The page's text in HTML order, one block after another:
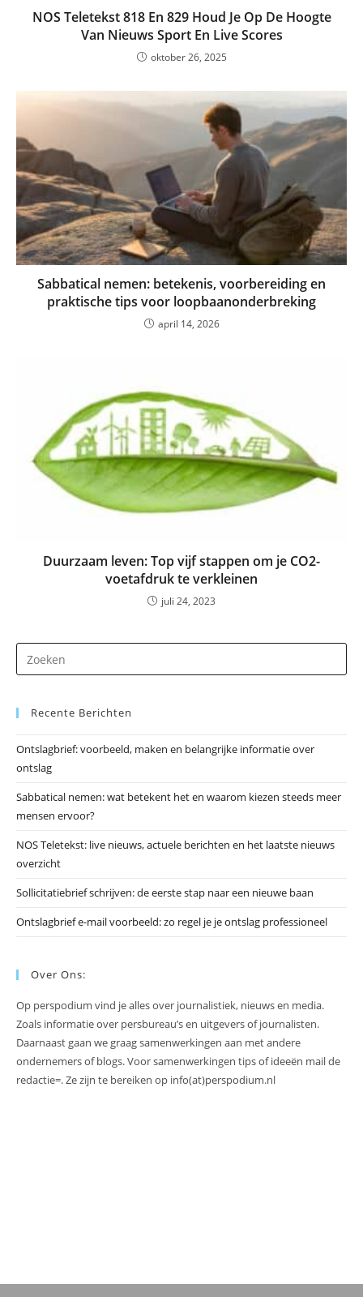
NOS Teletekst 818 En 829 Houd Je Op De Hoogte
Van Nieuws Sport En Live Scores
oktober 26, 2025
Sabbatical nemen: betekenis, voorbereiding en
praktische tips voor loopbaanonderbreking
april 14, 2026
Duurzaam leven: Top vijf stappen om je CO2-
voetafdruk te verkleinen
juli 24, 2023
op
Recente Berichten
Ontslagbrief: voorbeeld, maken en belangrijke informatie over
ontslag
Sabbatical nemen: wat betekent het en waarom kiezen steeds meer
mensen ervoor?
NOS Teletekst: live nieuws, actuele berichten en het laatste nieuws
overzicht
Sollicitatiebrief schrijven: de eerste stap naar een nieuwe baan
Ontslagbrief e-mail voorbeeld: zo regel je je ontslag professioneel
Over Ons:
Op perspodium vind je alles over journalistiek, nieuws en media.
Zoals informatie over persbureau’s en uitgevers of journalisten.
Daarnaast gaan we graag samenwerkingen aan met andere
ondernemers of blogs. Voor samenwerkingen tips of ideeën mail de
redactie=. Ze zijn te bereiken op info(at)perspodium.nl